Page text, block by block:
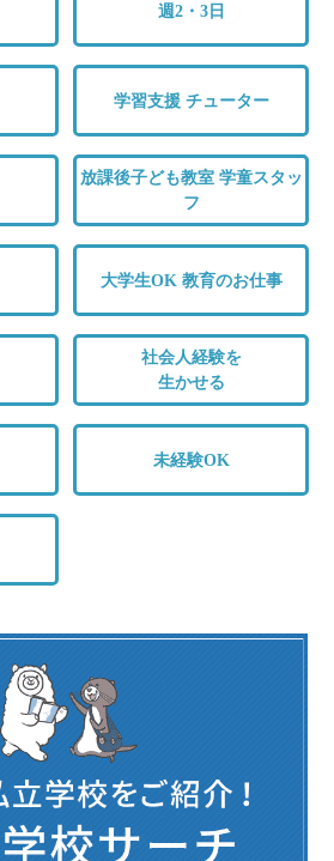
週2・3日
学習支援 チューター
放課後子ども教室 学童スタッ
フ
大学生OK 教育のお仕事
社会人経験を
生かせる
未経験OK